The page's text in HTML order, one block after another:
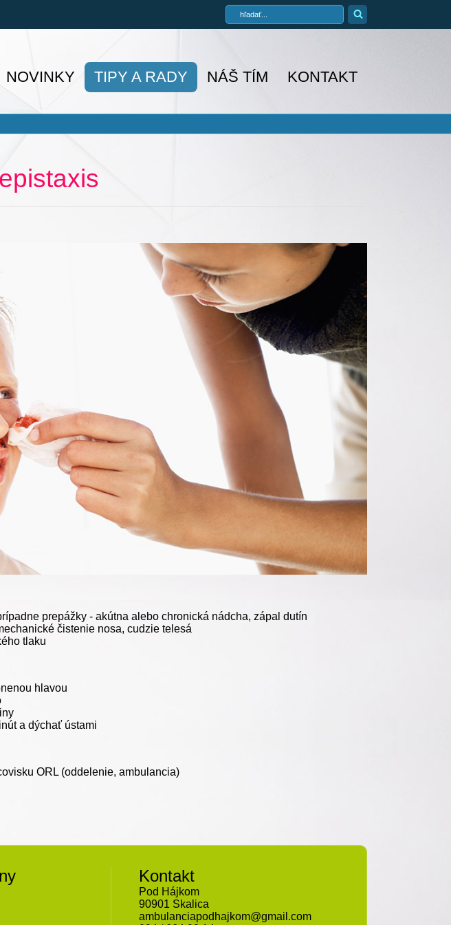
NOVINKY TIPY A RADY NÁŠ TÍM KONTAKT
prepážky - akútna alebo chronická nádcha, zápal dutín
čistenie nosa, cudzie telesá
tlaku
hlavou
a dýchať ústami
ORL (oddelenie, ambulancia)
Kontakt
Pod Hájkom
90901 Skalica
ambulanciapodhajkom@gmail.com